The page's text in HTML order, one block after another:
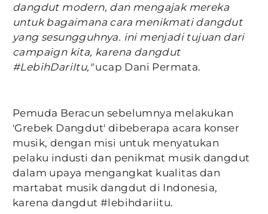
dangdut modern, dan mengajak mereka
untuk bagaimana cara menikmati dangdut
yang sesungguhnya. ini menjadi tujuan dari
campaign kita, karena dangdut
#LebihDariItu,"ucap Dani Permata.
Pemuda Beracun sebelumnya melakukan
'Grebek Dangdut' dibeberapa acara konser
musik, dengan misi untuk menyatukan
pelaku industi dan penikmat musik dangdut
dalam upaya mengangkat kualitas dan
martabat musik dangdut di Indonesia,
karena dangdut #lebihdariitu.